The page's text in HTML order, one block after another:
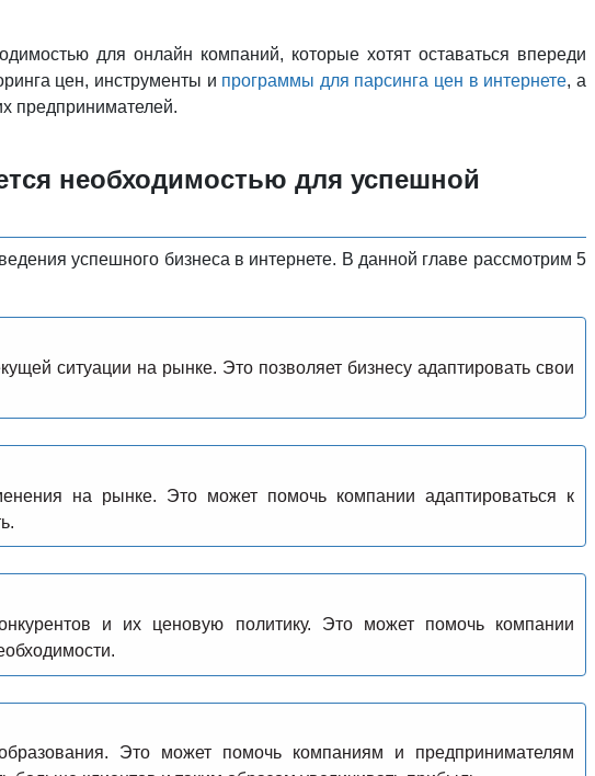
для онлайн компаний, которые хотят оставаться впереди
цен, инструменты и программы для парсинга цен в интернете, а
предпринимателей.
необходимостью для успешной
успешного бизнеса в интернете. В данной главе рассмотрим 5
ситуации на рынке. Это позволяет бизнесу адаптировать свои
на рынке. Это может помочь компании адаптироваться к
и их ценовую политику. Это может помочь компании
Это может помочь компаниям и предпринимателям